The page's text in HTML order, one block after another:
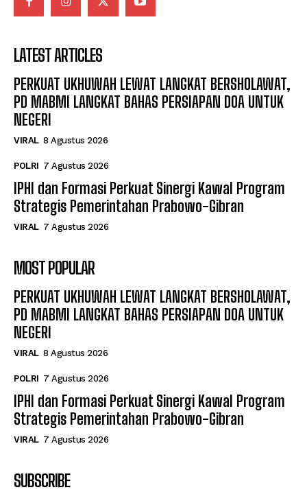
LATEST ARTICLES
PERKUAT UKHUWAH LEWAT LANGKAT BERSHOLAWAT,
PD MABMI LANGKAT BAHAS PERSIAPAN DOA UNTUK
NEGERI
VIRAL 8 Agustus 2026
POLRI 7 Agustus 2026
IPHI dan Formasi Perkuat Sinergi Kawal Program
Strategis Pemerintahan Prabowo-Gibran
VIRAL 7 Agustus 2026
MOST POPULAR
PERKUAT UKHUWAH LEWAT LANGKAT BERSHOLAWAT,
PD MABMI LANGKAT BAHAS PERSIAPAN DOA UNTUK
NEGERI
VIRAL 8 Agustus 2026
POLRI 7 Agustus 2026
IPHI dan Formasi Perkuat Sinergi Kawal Program
Strategis Pemerintahan Prabowo-Gibran
VIRAL 7 Agustus 2026
SUBSCRIBE